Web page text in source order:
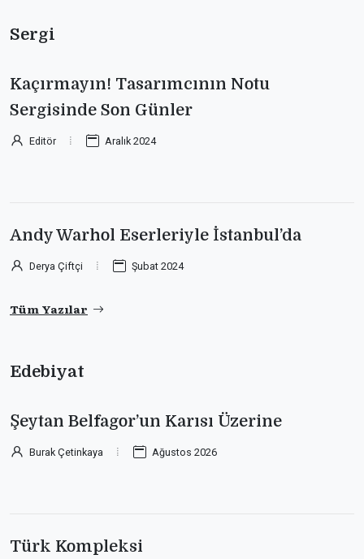
Sergi
Kaçırmayın! Tasarımcının Notu
Sergisinde Son Günler
Editör Aralık 2024
Andy Warhol Eserleriyle İstanbul’da
Derya Çiftçi Şubat 2024
Tüm Yazılar
Edebiyat
Şeytan Belfagor’un Karısı Üzerine
Burak Çetinkaya Ağustos 2026
Türk Kompleksi